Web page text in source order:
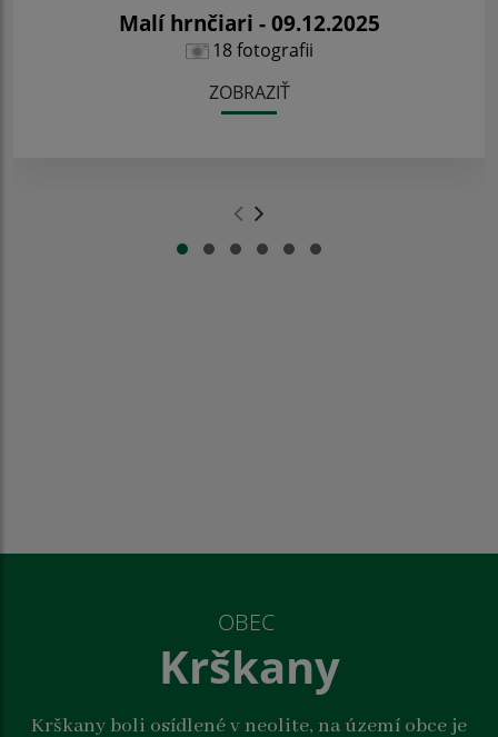
Malí hrnčiari - 09.12.2025
18 fotografii
ZOBRAZIŤ
OBEC
Krškany
Krškany boli osídlené v neolite, na území obce je